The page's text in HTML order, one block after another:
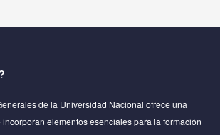
de la Universidad Nacional ofrece una
elementos esenciales para la formación